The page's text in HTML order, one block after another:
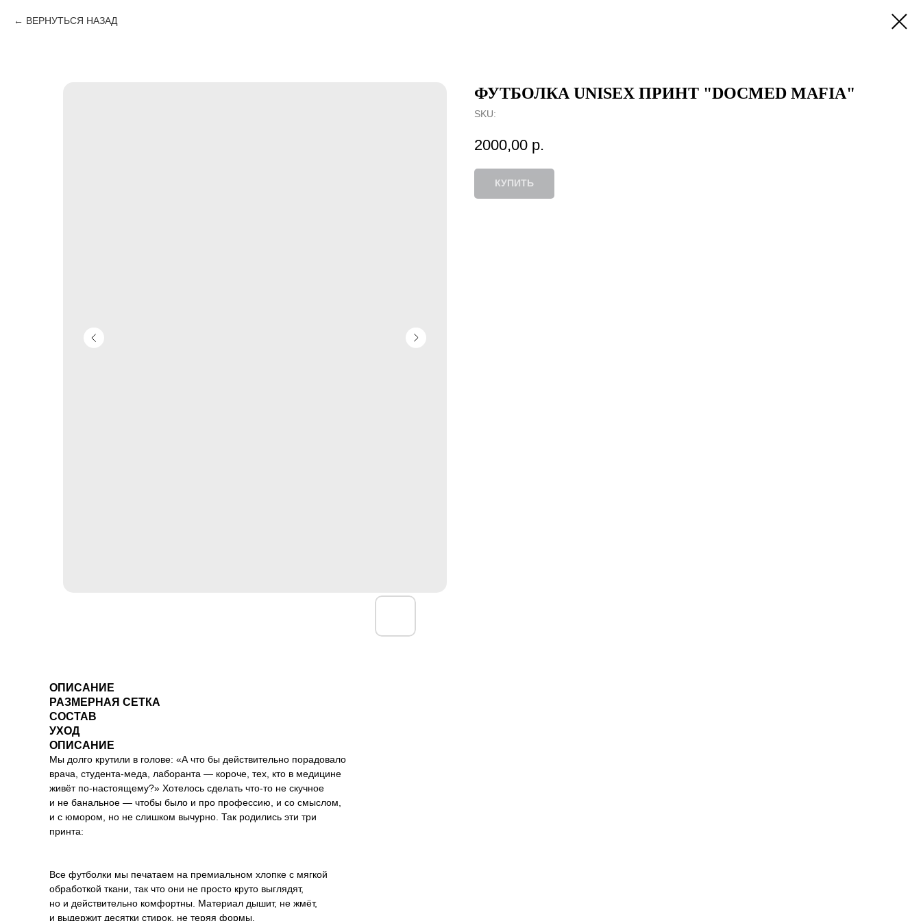
ВЕРНУТЬСЯ НАЗАД
ФУТБОЛКА UNISEX ПРИНТ "DOCMED MAFIA"
SKU:
2000,00 р.
КУПИТЬ
ОПИСАНИЕ
РАЗМЕРНАЯ СЕТКА
СОСТАВ
УХОД
ОПИСАНИЕ
Мы долго крутили в голове: «А что бы действительно порадовало
врача, студента-меда, лаборанта — короче, тех, кто в медицине
живёт по-настоящему?» Хотелось сделать что-то не скучное
и не банальное — чтобы было и про профессию, и со смыслом,
и с юмором, но не слишком вычурно. Так родились эти три
принта:
Все футболки мы печатаем на премиальном хлопке с мягкой
обработкой ткани, так что они не просто круто выглядят,
но и действительно комфортны. Материал дышит, не жмёт,
и выдержит десятки стирок, не теряя формы.